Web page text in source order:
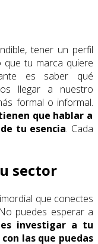
tener un perfil
tu marca quiere
es saber qué
llegar a nuestro
formal o informal.
que hablar a
tu esencia. Cada
sector
que conectes
puedes esperar a
investigar a tu
las que puedas